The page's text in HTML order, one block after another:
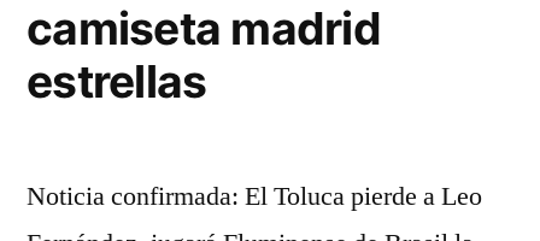
camiseta madrid
estrellas
Noticia confirmada: El Toluca pierde a Leo